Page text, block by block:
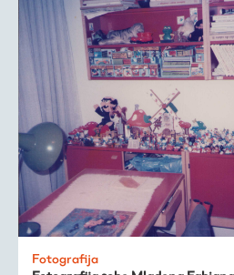
Fotografija